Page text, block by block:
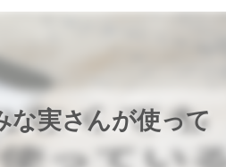
な実さんが使って